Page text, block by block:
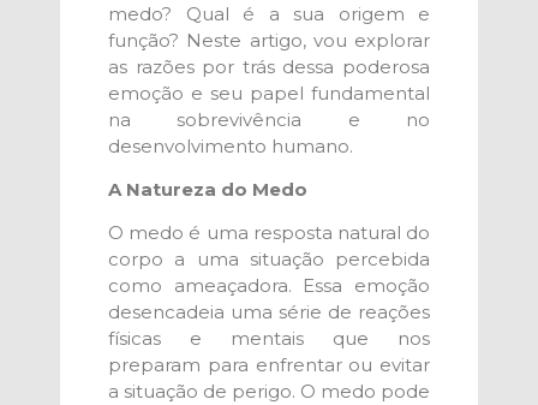
medo? Qual é a sua origem e
função? Neste artigo, vou explorar
as razões por trás dessa poderosa
emoção e seu papel fundamental
na sobrevivência e no
desenvolvimento humano.
A Natureza do Medo
O medo é uma resposta natural do
corpo a uma situação percebida
como ameaçadora. Essa emoção
desencadeia uma série de reações
físicas e mentais que nos
preparam para enfrentar ou evitar
a situação de perigo. O medo pode